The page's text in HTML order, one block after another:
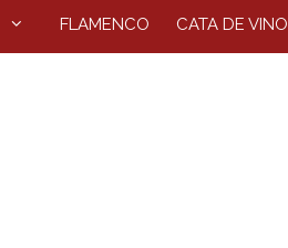
FLAMENCO CATA DE VINO